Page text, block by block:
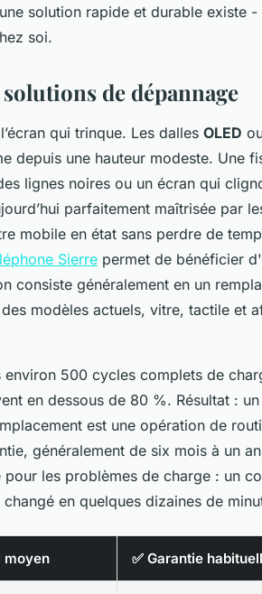
solution rapide et durable existe
soi.
de dépannage
qui trinque. Les dalles OLED
depuis une hauteur modeste. Une
lignes noires ou un écran qui
parfaitement maîtrisée par
mobile en état sans perdre de
Sierre permet de bénéficier
consiste généralement en un
modèles actuels, vitre, tactile et
500 cycles complets de
en dessous de 80 %. Résultat :
est une opération de
généralement de six mois à un
les problèmes de charge : un
en quelques dizaines de
✅ Garantie